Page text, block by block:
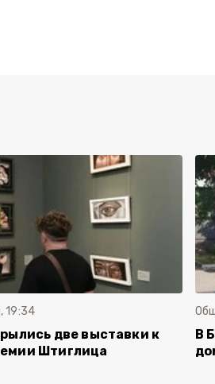
19:34
две выставки к
Штиглица
В